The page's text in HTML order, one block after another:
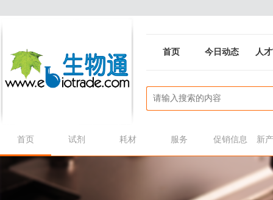
首页 今日动态 人
首页 试剂 耗材 服务 促销信息 新